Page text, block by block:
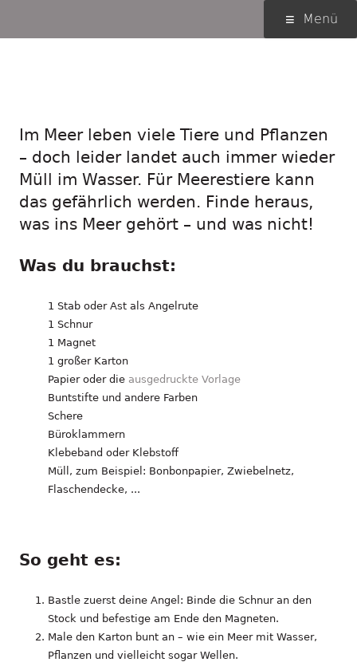
Menü
Menü
Im Meer leben viele Tiere und Pflanzen
– doch leider landet auch immer wieder
Müll im Wasser. Für Meerestiere kann
das gefährlich werden. Finde heraus,
was ins Meer gehört – und was nicht!
Was du brauchst:
1 Stab oder Ast als Angelrute
1 Schnur
1 Magnet
1 großer Karton
Papier oder die ausgedruckte Vorlage
Buntstifte und andere Farben
Schere
Büroklammern
Klebeband oder Klebstoff
Müll, zum Beispiel: Bonbonpapier, Zwiebelnetz,
Flaschendecke, ...
So geht es:
Bastle zuerst deine Angel: Binde die Schnur an den
Stock und befestige am Ende den Magneten.
Male den Karton bunt an – wie ein Meer mit Wasser,
Pflanzen und vielleicht sogar Wellen.